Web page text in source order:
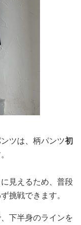
ツは、柄パンツ初
見えるため、普段
挑戦できます。
下半身のラインを